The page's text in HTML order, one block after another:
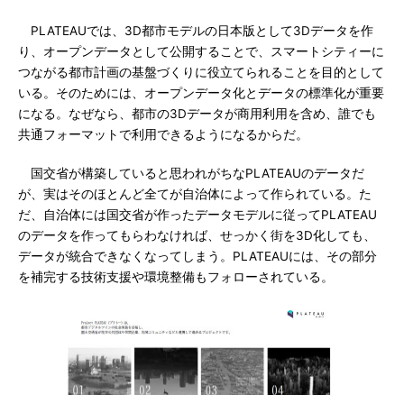
PLATEAUでは、3D都市モデルの日本版として3Dデータを作
り、オープンデータとして公開することで、スマートシティーに
つながる都市計画の基盤づくりに役立てられることを目的として
いる。そのためには、オープンデータ化とデータの標準化が重要
になる。なぜなら、都市の3Dデータが商用利用を含め、誰でも
共通フォーマットで利用できるようになるからだ。
国交省が構築していると思われがちなPLATEAUのデータだ
が、実はそのほとんど全てが自治体によって作られている。た
だ、自治体には国交省が作ったデータモデルに従ってPLATEAU
のデータを作ってもらわなければ、せっかく街を3D化しても、
データが統合できなくなってしまう。PLATEAUには、その部分
を補完する技術支援や環境整備もフォローされている。